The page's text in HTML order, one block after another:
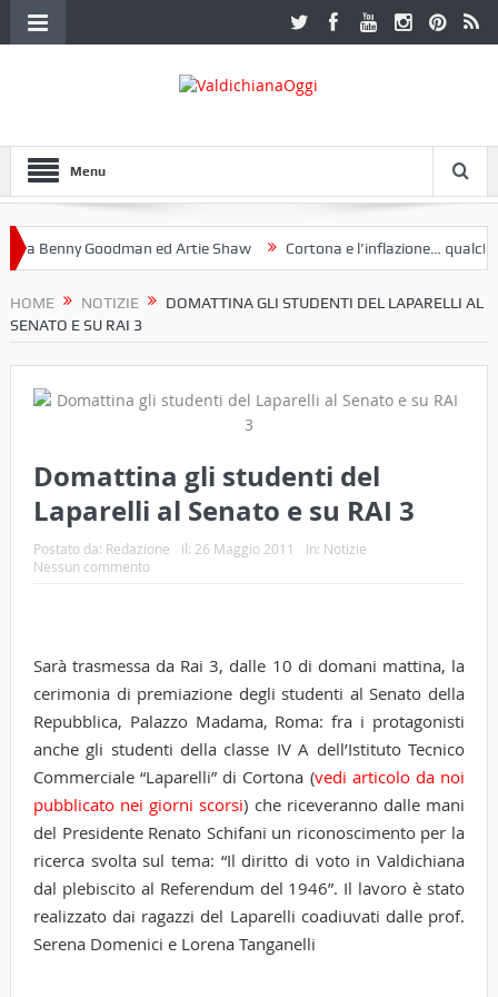
Menu
Benny Goodman ed Artie Shaw Cortona e l’inflazione… qualche
HOME NOTIZIE
DOMATTINA GLI STUDENTI DEL LAPARELLI AL
SENATO E SU RAI 3
Domattina gli studenti del
Laparelli al Senato e su RAI 3
Postato da: Redazione il: 26 Maggio 2011 In: Notizie
Nessun commento
Sarà trasmessa da Rai 3, dalle 10 di domani mattina, la
cerimonia di premiazione degli studenti al Senato della
Repubblica, Palazzo Madama, Roma: fra i protagonisti
anche gli studenti della classe IV A dell’Istituto Tecnico
Commerciale “Laparelli” di Cortona (vedi articolo da noi
pubblicato nei giorni scorsi) che riceveranno dalle mani
del Presidente Renato Schifani un riconoscimento per la
ricerca svolta sul tema: “Il diritto di voto in Valdichiana
dal plebiscito al Referendum del 1946”. Il lavoro è stato
realizzato dai ragazzi del Laparelli coadiuvati dalle prof.
Serena Domenici e Lorena Tanganelli